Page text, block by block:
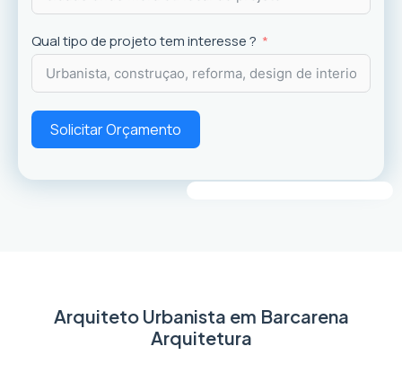
Qual tipo de projeto tem interesse ?
Solicitar Orçamento
Arquiteto Urbanista em Barcarena
Arquitetura